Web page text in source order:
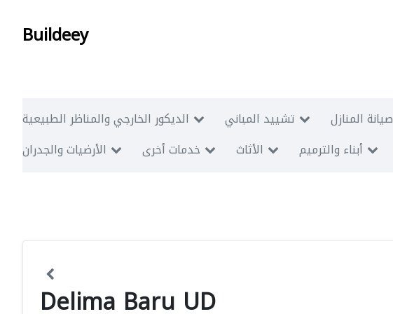
Buildeey
الديكور الخارجي والمناظر الطبيعية تشييد المباني صيانة المنازل
الأرضيات والجدران
خدمات أخرى الأثاث أبناء والترميم
Delima Baru UD